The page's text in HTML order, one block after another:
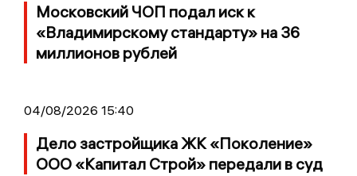
Московский ЧОП подал иск к
«Владимирскому стандарту» на 36
миллионов рублей
04/08/2026 15:40
Дело застройщика ЖК «Поколение»
ООО «Капитал Строй» передали в суд